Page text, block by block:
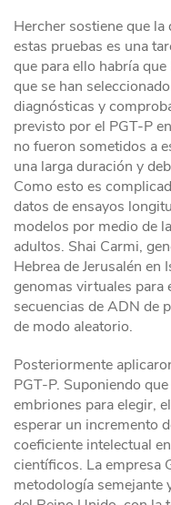
Hercher sostiene que
estas pruebas es una
que para ello habría
que se han
diagnósticas y
previsto por el PGT-P
no fueron sometidos a
una larga duración y
Como esto es
datos de ensayos
modelos por medio de
adultos. Shai Carmi,
Hebrea de Jerusalén
genomas virtuales
secuencias de ADN de
de modo aleatorio.
Posteriormente
PGT-P. Suponiendo
embriones para elegir,
esperar un incremento
coeficiente intelectual
científicos. La empresa
metodología semejante